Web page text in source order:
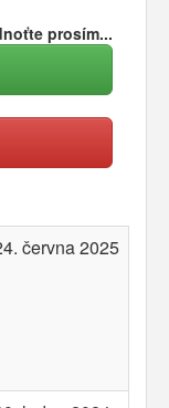
prosím...
června 2025